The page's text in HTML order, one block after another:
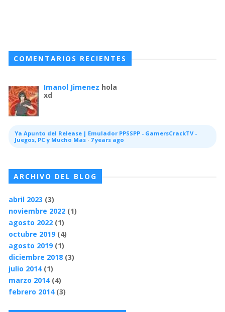
COMENTARIOS RECIENTES
Imanol Jimenez hola
xd
Ya Apunto del Release | Emulador PPSSPP - GamersCrackTV -
Juegos, PC y Mucho Mas· 7 years ago
ARCHIVO DEL BLOG
abril 2023 (3)
noviembre 2022(1)
agosto 2022(1)
octubre 2019(4)
agosto 2019(1)
diciembre 2018(3)
julio 2014(1)
marzo 2014(4)
febrero 2014(3)